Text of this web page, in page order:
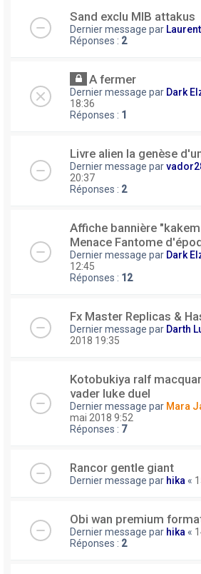
Sand exclu MIB attakus
Dernier message par Laurent
Réponses : 2
A fermer
Dernier message par Dark
18:36
Réponses : 1
Livre alien la genèse
Dernier message par
20:37
Réponses : 2
Affiche bannière
Menace Fantome
Dernier message par Dark
12:45
Réponses : 12
Fx Master Replicas &
Dernier message par Darth
2018 19:35
Kotobukiya ralf
vader luke duel
Dernier message par Mara
mai 2018 9:52
Réponses : 7
Rancor gentle giant
Dernier message par hika «
Obi wan premium
Dernier message par hika «
Réponses : 2